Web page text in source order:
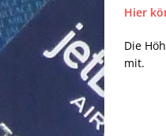
Hier
Die
mit.